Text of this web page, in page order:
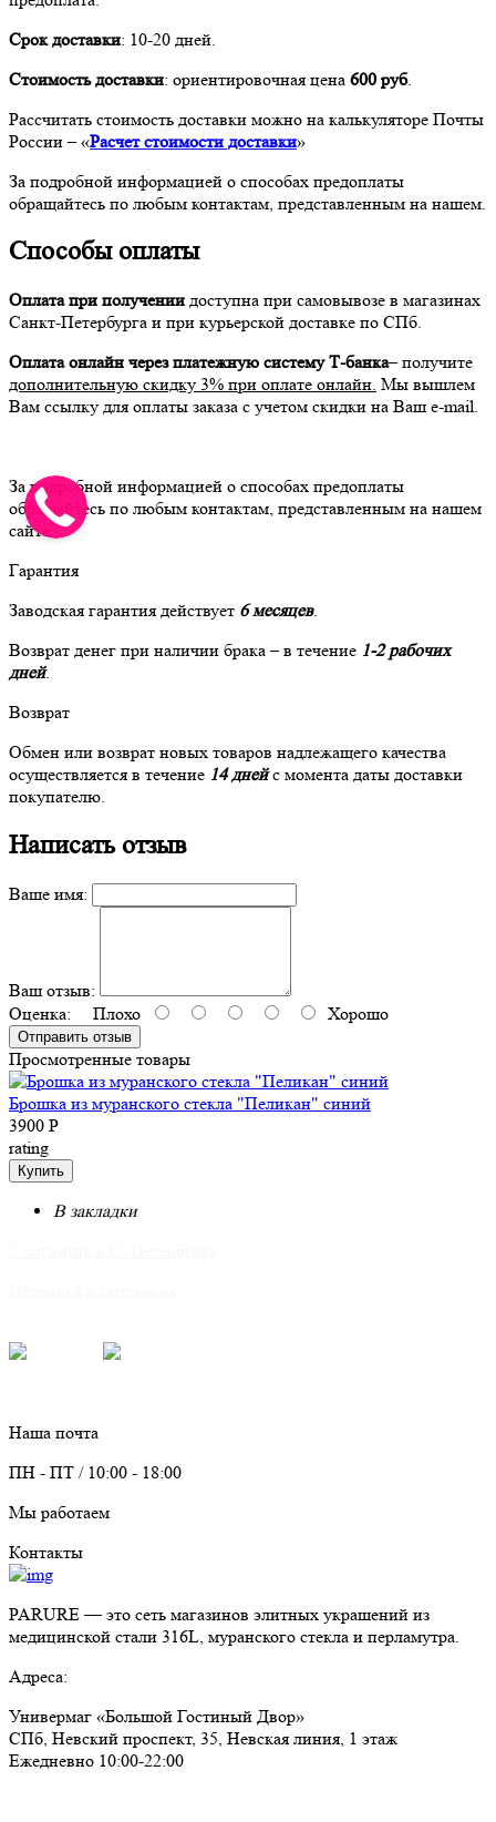
Срок доставки: 10-20 дней.
Стоимость доставки: ориентировочная цена 600 руб.
Рассчитать стоимость доставки можно на калькуляторе Почты
России – «Расчет стоимости доставки»
За подробной информацией о способах предоплаты
обращайтесь по любым контактам, представленным на нашем.
Способы оплаты
Оплата при получении доступна при самовывозе в магазинах
Санкт-Петербурга и при курьерской доставке по СПб.
Оплата онлайн через платежную систему Т-банка– получите
дополнительную скидку 3% при оплате онлайн. Мы вышлем
Вам ссылку для оплаты заказа с учетом скидки на Ваш e-mail.
За подробной информацией о способах предоплаты
обращайтесь по любым контактам, представленным на нашем
сайте.
Гарантия
Заводская гарантия действует 6 месяцев.
Возврат денег при наличии брака – в течение 1-2 рабочих
дней.
Возврат
Обмен или возврат новых товаров надлежащего качества
осуществляется в течение 14 днейс момента даты доставки
покупателю.
Написать отзыв
Ваше имя:
Ваш отзыв:
Оценка: Плохо Хорошо
Отправить отзыв
Просмотренные товары
Брошка из муранского стекла "Пеликан" синий
3900 Р
rating
Купить
В закладки
Наша почта
ПН - ПТ / 10:00 - 18:00
Мы работаем
Контакты
PARURE— это сеть магазинов элитных украшений из
медицинской стали 316L, муранского стекла и перламутра.
Адреса:
Универмаг «Большой Гостиный Двор»
СПб, Невский проспект, 35, Невская линия, 1 этаж
Ежедневно 10:00-22:00